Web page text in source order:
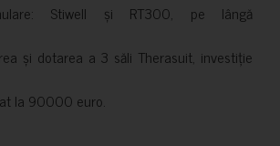
Stiwell și RT300, pe lângă
și dotarea a 3 săli Therasuit, investiție
la 90000 euro.